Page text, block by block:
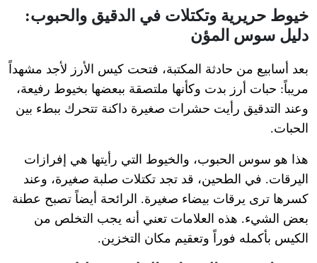
خيوط حريرية وتكتلات في الدقيق والحبوب:
دليل سوس المؤن
بعد أسابيع من حادثة المكتبة، فتحت كيس الأرز لأجد مشهداً
مريباً: حبات أرز بدت وكأنها ملتصقة ببعضها بخيوط رفيعة،
وعند التدقيق رأيت حشرات صغيرة داكنة تتحرك ببطء بين
الحبات.
هذا هو سوس الحبوب، والخيوط التي رأيتها هي إفرازات
اليرقات. في الطحين، قد تجد تكتلات صلبة صغيرة، وعند
كسرها ترى يرقات بيضاء صغيرة. الرائحة أيضاً تصبح عطنة
بعض الشيء. هذه العلامات تعني أنه يجب التخلص من
الكيس بأكمله فوراً وتعقيم مكان التخزين.